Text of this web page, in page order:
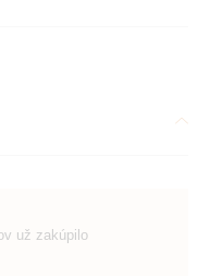
už zakúpilo